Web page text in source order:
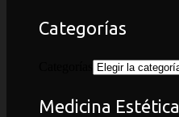
Categorías
Medicina Estética